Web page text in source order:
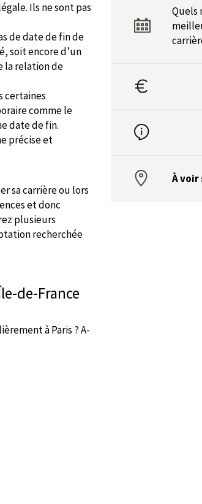
Ils ne sont pas
de date de fin de
soit encore d’un
la relation de
certaines
comme le
date de fin.
précise et
sa carrière ou lors
et donc
plusieurs
recherchée
de-France
à Paris ? A-
Quels
À